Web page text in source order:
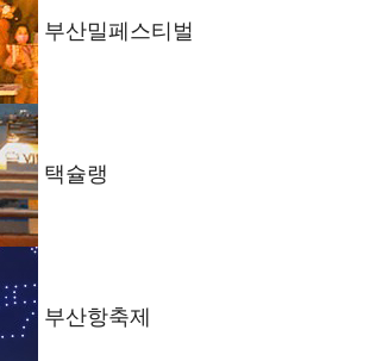
부산밀페스티벌
택슐랭
부산항축제